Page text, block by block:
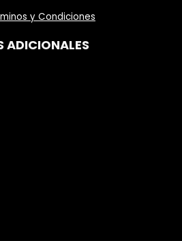
y Condiciones
ADICIONALES